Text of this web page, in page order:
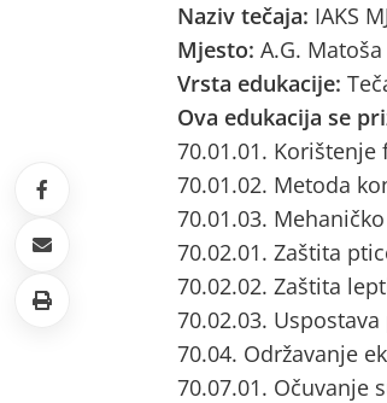
Naziv tečaja: IAKS
Mjesto: A.G.
Vrsta edukacije:
Ova edukacija se
70.01.01.
70.01.02. Metoda
70.01.03.
70.02.01. Zaštita
70.02.02. Zaštita
70.02.03.
70.04. Održavanje
70.07.01. Očuvanje